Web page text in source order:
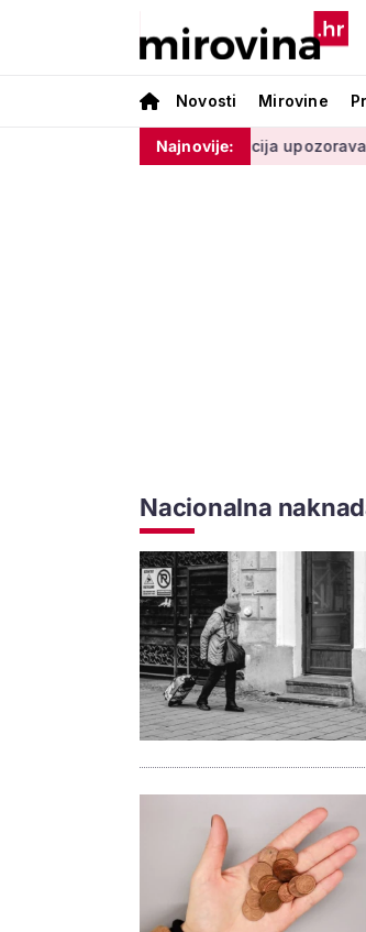
Novosti Mirovine
Najnovije:
Policija upozorava
Nacionalna